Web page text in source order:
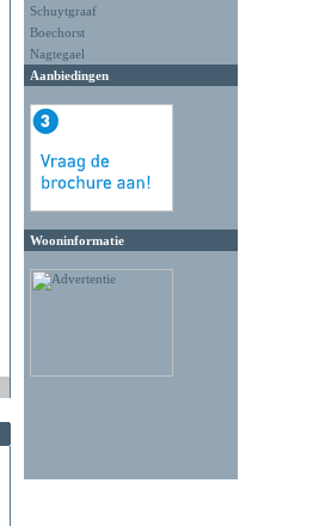
Schuytgraaf
Boechorst
Nagtegael
Aanbiedingen
Wooninformatie